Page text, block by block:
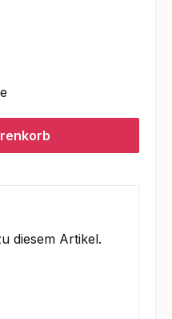
benutze die Schaltflächen
diesem Artikel.